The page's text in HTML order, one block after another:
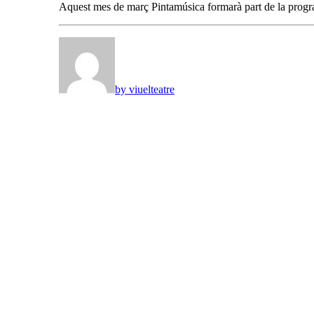
Aquest mes de març Pintamúsica formarà part de la
by viuelteatre